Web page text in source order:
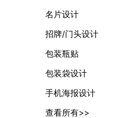
名片设计
招牌/门头设计
包装瓶贴
包装袋设计
手机海报设计
查看所有>>